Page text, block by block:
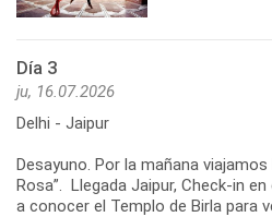
Día 3
ju, 16.07.2026
Delhi - Jaipur
Desayuno. Por la mañana viajamos
Rosa”. Llegada Jaipur, Check-in
a conocer el Templo de Birla para